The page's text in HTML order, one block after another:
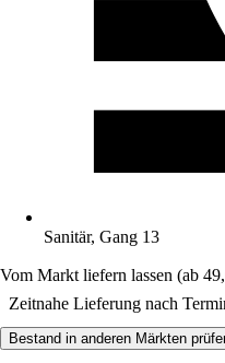
Sanitär, Gang 13
Vom Markt liefern lassen (ab
Zeitnahe Lieferung nach
Bestand in anderen Märkten